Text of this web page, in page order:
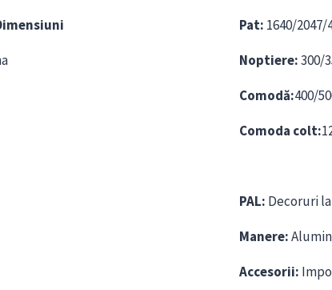
Pat: 1640/2047/
Noptiere:300/
Comodă:400/
Comoda colt:
PAL: Decoruri
Manere:
Accesorii: